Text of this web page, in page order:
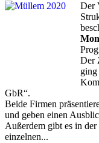
Der
Der
GbR“.
Beide Firmen
und geben einen
Außerdem gibt es in
einzelnen...